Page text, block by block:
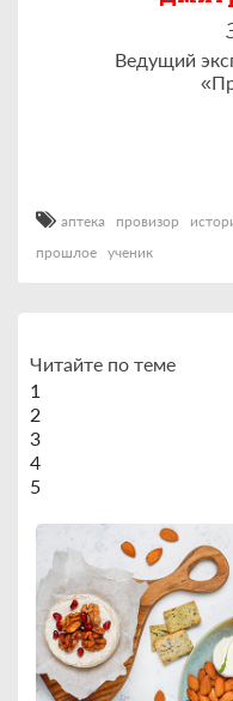
Ведущий
аптека провизор
прошлое ученик
Читайте по теме
1
2
3
4
5